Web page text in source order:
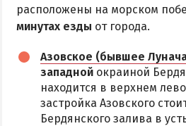
расположены на морском
минутах езды от города.
Азовское (бывшее
западной окраиной
находится в верхнем
застройка Азовского
Бердянского залива в